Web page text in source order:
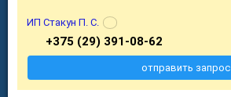
ИП Стакун П. С.
+375 (29) 391-08-62
отправить запрос